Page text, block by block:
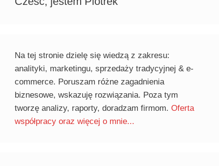
Na tej stronie dzielę się wiedzą z zakresu:
analityki, marketingu, sprzedaży tradycyjnej & e-
commerce. Poruszam różne zagadnienia
biznesowe, wskazuję rozwiązania. Poza tym
tworzę analizy, raporty, doradzam firmom. Oferta
współpracy oraz więcej o mnie...